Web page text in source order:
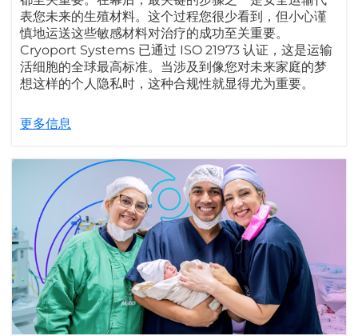
表您未来的生殖材料。这个过程您很少看到，但小心谨
慎地运送这些敏感材料对治疗的成功至关重要。
Cryoport Systems 已通过 ISO 21973 认证，这是运输
活细胞的全球最高标准。当涉及到像您对未来家庭的梦
想这样的个人隐私时，这种合规性就显得尤为重要。
更多信息